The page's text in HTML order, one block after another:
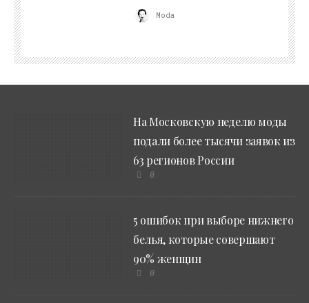
Moda
На Московскую неделю моды
подали более тысячи заявок из
63 регионов России
0
5 ошибок при выборе нижнего
белья, которые совершают
90% женщин
0